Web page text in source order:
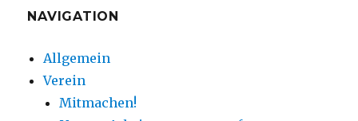
NAVIGATION
Allgemein
Verein
Mitmachen!